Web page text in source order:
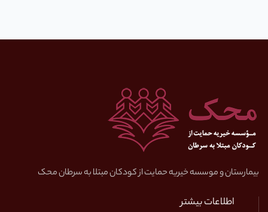
بیمارستان و موسسه خیریه حمایت از کودکان مبتلا به سرطان محک
اطلاعات بیشتر